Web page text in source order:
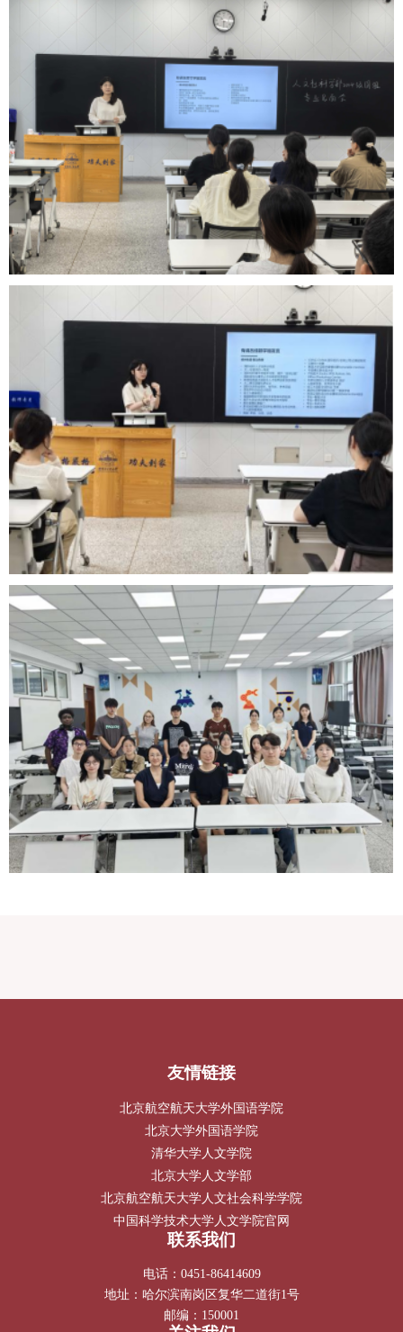
联系我们
电话：0451-86414609
地址：哈尔滨南岗区复华二道街1号
邮编：150001
友情链接
北京航空航天大学外国语学院
北京大学外国语学院
清华大学人文学院
北京大学人文学部
北京航空航天大学人文社会科学学院
中国科学技术大学人文学院官网